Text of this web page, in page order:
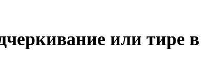
или тире в